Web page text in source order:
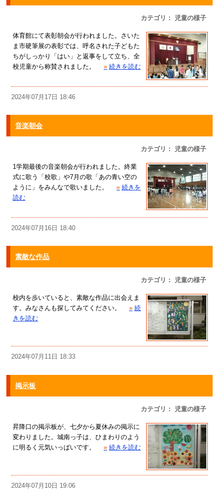
カテゴリ： 児童の様子
体育館にて表彰朝会が行われました。さいた
ま市硬筆展の表彰では、呼名された子どもた
ちがしっかり「はい」と返事をして立ち、全
校児童から称賛されました。
» 続きを読む
2024年07月17日 18:46
音楽朝会
カテゴリ： 児童の様子
1学期最後の音楽朝会が行われました。終業
式に歌う「校歌」や7月の歌「あの青い空の
ように」をみんなで歌いました。
» 続きを
読む
2024年07月16日 18:40
素敵な作品
カテゴリ： 児童の様子
校内を歩いていると、素敵な作品に出会えま
す。みなさんも探してみてください。
» 続
きを読む
2024年07月11日 18:33
掲示板
カテゴリ： 児童の様子
昇降口の掲示板が、七夕から夏休みの掲示に
変わりました。城南っ子は、ひまわりのよう
に明るく元気いっぱいです。
» 続きを読む
2024年07月10日 19:06